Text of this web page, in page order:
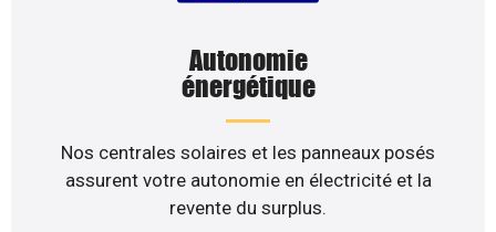
Autonomie
énergétique
Nos centrales solaires et les panneaux posés
assurent votre autonomie en électricité et la
revente du surplus.